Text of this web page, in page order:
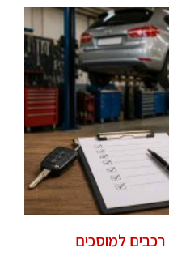
למוסכים